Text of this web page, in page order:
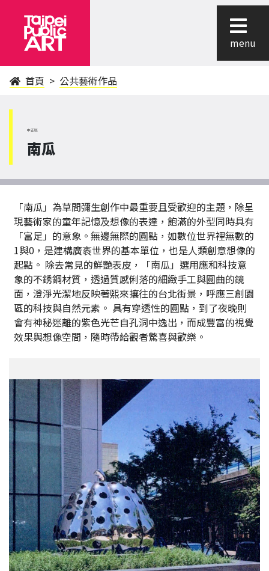
menu
首頁 公共藝術作品
中正區
南瓜
「南瓜」為草間彌生創作中最重要且受歡迎的主題，除呈
現藝術家的童年記憶及想像的表達，飽滿的外型同時具有
「富足」的意象。無邊無際的圓點，如數位世界裡無數的
1與0，是建構廣袠世界的基本單位，也是人類創意想像的
起點。 除去常見的鮮艷表皮，「南瓜」選用應和科技意
象的不銹鋼材質，透過質感俐落的細緻手工與圓曲的鏡
面，澄淨光潔地反映著熙來攘往的台北街景，呼應三創園
區的科技與自然元素。 具有穿透性的圓點，到了夜晚則
會有神秘迷離的紫色光芒自孔洞中逸出，而成豐富的視覺
效果與想像空間，隨時帶給觀者驚喜與歡樂。